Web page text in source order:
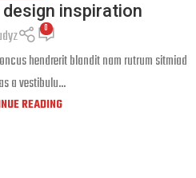
inspiration
0
hendrerit blandit nam rutrum sitmiad
a vestibulu...
READING